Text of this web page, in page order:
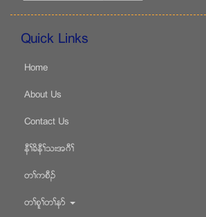
Quick Links
Home
About Us
Contact Us
နီႈခိနီႈသးအဂီႈ
တႈကစီဥ
တႈစူႈတႈနဏ